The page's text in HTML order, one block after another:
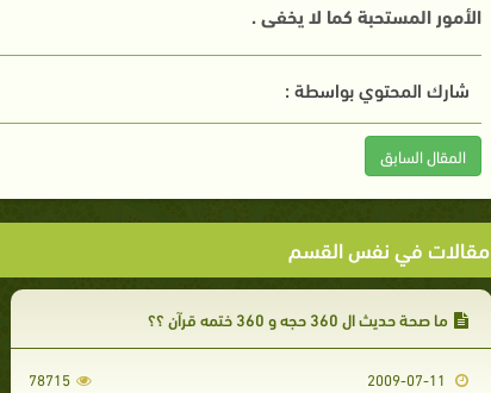
الأمور المستحبة كما لا يخفى .
شارك المحتوي بواسطة :
المقال السابق
مقالات في نفس القسم
ما صحة حديث ال 360 حجه و 360 ختمه قرآن ؟؟
78715